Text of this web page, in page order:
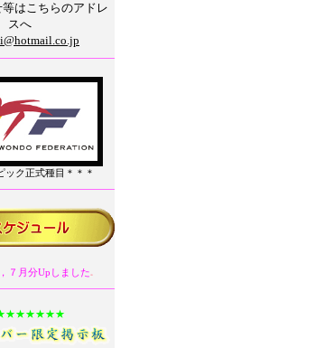
はこちらのアドレ
スへ
ック正式種目＊＊＊
７月分Upしました